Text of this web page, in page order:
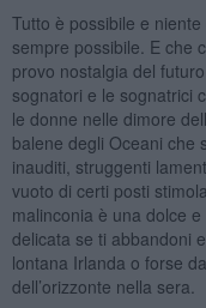
Tutto è possibile e
sempre possibile. E che
provo nostalgia del
sognatori e le sognatrici
le donne nelle dimore
balene degli Oceani che
inauditi, struggenti
vuoto di certi posti
malinconia è una dolce
delicata se ti abbandoni
lontana Irlanda o forse
dell’orizzonte nella sera.